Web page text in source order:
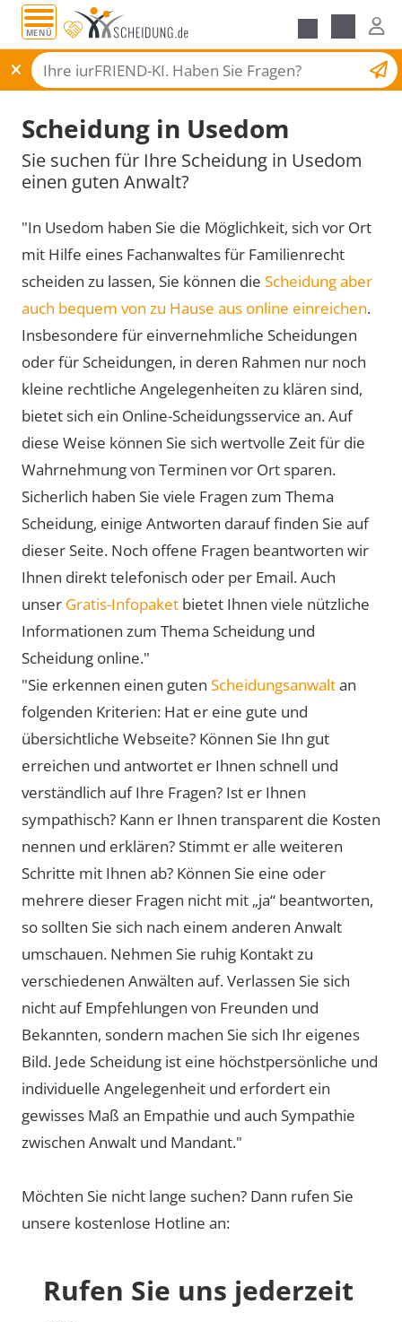
MENÜ
Scheidungsantrag
Scheidung in Usedom
Sie suchen für Ihre Scheidung in Usedom
einen guten Anwalt?
"In Usedom haben Sie die Möglichkeit, sich vor Ort
mit Hilfe eines Fachanwaltes für Familienrecht
scheiden zu lassen, Sie können die Scheidung aber
auch bequem von zu Hause aus online einreichen.
Insbesondere für einvernehmliche Scheidungen
oder für Scheidungen, in deren Rahmen nur noch
kleine rechtliche Angelegenheiten zu klären sind,
bietet sich ein Online-Scheidungsservice an. Auf
diese Weise können Sie sich wertvolle Zeit für die
Wahrnehmung von Terminen vor Ort sparen.
Sicherlich haben Sie viele Fragen zum Thema
Scheidung, einige Antworten darauf finden Sie auf
dieser Seite. Noch offene Fragen beantworten wir
Ihnen direkt telefonisch oder per Email. Auch
unser Gratis-Infopaket bietet Ihnen viele nützliche
Informationen zum Thema Scheidung und
Scheidung online."
"Sie erkennen einen guten Scheidungsanwaltan
folgenden Kriterien: Hat er eine gute und
übersichtliche Webseite? Können Sie Ihn gut
erreichen und antwortet er Ihnen schnell und
verständlich auf Ihre Fragen? Ist er Ihnen
sympathisch? Kann er Ihnen transparent die Kosten
nennen und erklären? Stimmt er alle weiteren
Schritte mit Ihnen ab? Können Sie eine oder
mehrere dieser Fragen nicht mit „ja“ beantworten,
so sollten Sie sich nach einem anderen Anwalt
umschauen. Nehmen Sie ruhig Kontakt zu
verschiedenen Anwälten auf. Verlassen Sie sich
nicht auf Empfehlungen von Freunden und
Bekannten, sondern machen Sie sich Ihr eigenes
Bild. Jede Scheidung ist eine höchstpersönliche und
individuelle Angelegenheit und erfordert ein
gewisses Maß an Empathie und auch Sympathie
zwischen Anwalt und Mandant."
Möchten Sie nicht lange suchen? Dann rufen Sie
unsere kostenlose Hotline an:
Rufen Sie uns jederzeit